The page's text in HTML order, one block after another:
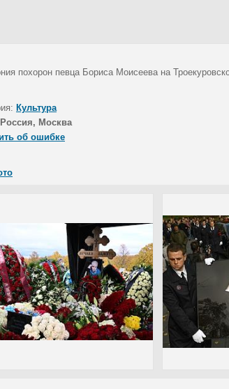
похорон певца Бориса Моисеева на
Культура
Россия, Москва
об ошибке